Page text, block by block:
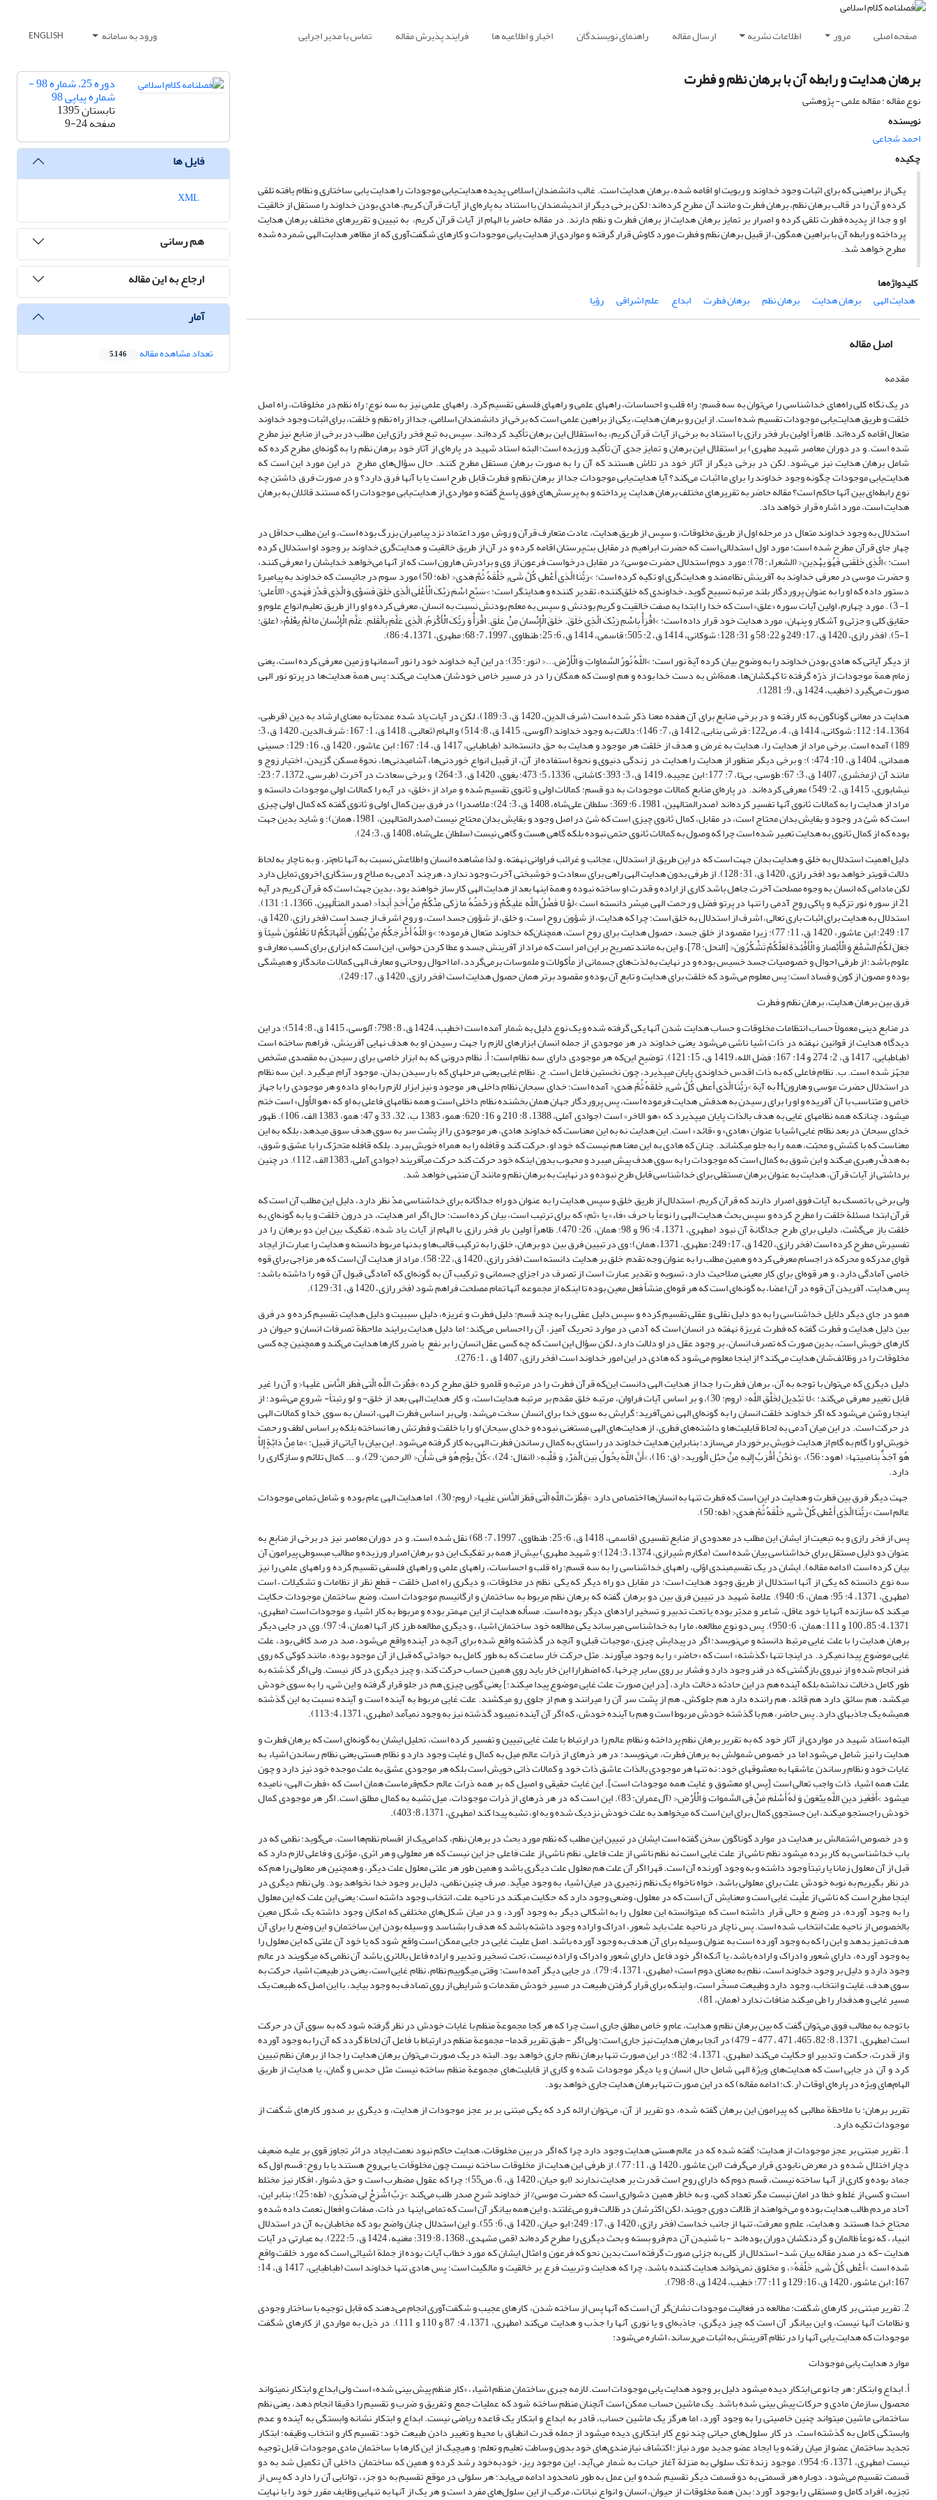
صفحه اصلی مرور اطلاعات نشریه ارسال مقاله راهنمای نویسندگان اخبار و اطلاعیه ها فرایند پذیرش مقاله تماس با مدیر اجرایی ورود به سامانه ENGLISH
برهان هدایت و رابطه آن با برهان نظم و فطرت
نوع مقاله : مقاله علمی - پژوهشی
نویسنده
احمد شجاعی
چکیده
یکی از براهینی که برای اثبات وجود خداوند و ربویت او اقامه شده، برهان هدایت است. غالب دانشمندان اسلامی پدیده هدایت‌یابی موجودات را هدایت یابی ساختاری و نظام یافته تلقی
کرده و آن را در قالب برهان نظم، برهان فطرت و مانند آن مطرح کرده‌اند؛ لکن برخی دیگر از اندیشمندان با استناد به پاره‌ای از آیات قرآن کریم، هادی بودن خداوند را مستقل از خالقیت
او و جدا از پدیده فطرت تلقی کرده و اصرار بر تمایز برهان هدایت از برهان فطرت و نظم دارند. در مقاله حاضر با الهام از آیات قرآن کریم، به تبیین و تقریرهای مختلف برهان هدایت
پرداخته و رابطه آن با براهین همگون، از قبیل برهان نظم و فطرت مورد کاوش قرار گرفته و مواردی از هدایت یابی موجودات و کارهای شگفت‌آوری که از مظاهر هدایت الهی شمرده شده
مطرح خواهد شد.
کلیدواژه‌ها
هدایت الهی
برهان هدایت برهان نظم برهان فطرت ابداع علم اشراقی رؤیا
اصل مقاله
مقدمه
در یک نگاه کلی راه‌های خداشناسی را می‌توان به سه قسم: راه قلب و احساسات، راههاى علمى و راههاى فلسفى تقسیم کرد. راههاى علمى نیز به سه نوع: راه نظم در مخلوقات، راه اصل
خلقت و طریق هدایت‌یابی موجودات تقسیم شده است. از این رو برهان هدایت، یکی از براهین علمی است که برخی از دانشمندان اسلامی، جدا از راه نظم و خلقت، برای اثبات وجود خداوند
متعال اقامه کرده‌اند. ظاهراً اولین بار فخر رازی با استناد به برخی از آیات قرآن کریم، به استقلال این برهان تأکید کرده‌اند. سپس به تبع فخر رازی این مطلب در برخی از منابع نیز مطرح
شده است. و در دوران معاصر شهید مطهری) بر استقلال این برهان و تمایز جدی آن تأکید ورزیده است؛ البته استاد شهید در پاره‌ای از آثار خود برهان نظم را به گونه‌ای مطرح کرده که
شامل برهان هدایت نیز می‌شود. لکن در برخی دیگر از آثار خود در تلاش هستند که آن را به صورت برهان مستقل مطرح کنند. حال سؤال‌های مطرح در این مورد این است که
هدایت‌یابی موجودات چگونه وجود خداوند را برای ما اثبات می‌کند؟ آیا هدایت‌یابی موجودات جدا از برهان نظم و فطرت قابل طرح است یا با آنها فرق دارد؟ و در صورت فرق داشتن چه
نوع رابطه‌ای بین آنها حاکم است؟ مقاله حاضر به تقریرهای مختلف برهان هدایت پرداخته و به پرسش‌های فوق پاسخ گفته و مواردی از هدایت‌یابی موجودات را که مستند قائلان به برهان
هدایت است، مورد اشاره قرار خواهد داد.
استدلال به وجود خداوند متعال در مرحله اول از طریق مخلوقات، و سپس از طریق هدایت، عادت متعارف قرآن و روش مورد اعتماد نزد پیامبران بزرگ بوده است، و این مطلب حداقل در
چهار جای قرآن مطرح شده است: مورد اول استدلالی است که حضرت ابراهیم در مقابل بت‌پرستان اقامه کرده و در آن از طریق خالقیت و هدایت‌گری خداوند بر وجود او استدلال کرده
است: >الَّذِی خَلَقَنِی فَهُوَ یهْدِینِ< (الشعراء: 78)؛ مورد دوم استدلال حضرت موسی% در مقابل درخواست فرعون از وی و برادرش هارون است که از آنها می‌خواهد خدایشان را معرفی کنند،
و حضرت موسی در معرفی خداوند به آفرینش نظاممند و هدایت‌گری او تکیه کرده است: >رَبُّنَا الَّذِی أَعْطى‏ کُلَّ شَی‏ءٍ خَلْقَهُ ثُمَّ هَدى<‏ (طه: 50) مورد سوم در جائیست که خداوند به پیامبر$
دستور داده که او را به عنوان پروردگار بلند مرتبه تسبیح گوید، خداوندی که خلق‌کننده، تقدیر کننده و هدایتگر است: >سَبِّحِ اسْمَ رَبِّکَ الْأَعْلَى الَّذِی خَلَقَ فَسَوَّى وَ الَّذِی قَدَّرَ فَهَدى<‏ (الأعلى:
1- 3) . مورد چهارم، اولین آیات سوره «علق» است که خدا را ابتدا به صفت خالقیت و کریم بودنش و سپس به معلم بودنش نسبت به انسان، معرفی کرده و او را از طریق تعلیم انواع علوم و
حقایق کلی و جزئی و آشکار و پنهان، مورد هدایت خود قرار داده است: >اقْرَأْ بِاسْمِ رَبِّکَ الَّذِی خَلَقَ. خَلَقَ الْإِنْسانَ مِنْ عَلَقٍ. اقْرَأْ وَ رَبُّکَ الْأَکْرَمُ‏. الَّذِی عَلَّمَ بِالْقَلَمِ. عَلَّمَ الْإِنْسانَ ما لَمْ یعْلَمْ<‏ (علق:
1-5). (فخر رازی، 1420 ق، ‏17: 249 و 22: 58 و 31: 128؛ شوکانی، 1414 ق، 2: 505؛ قاسمی، 1414 ق، 6: 25؛ طنطاوی، 1997، ‏7: 68؛ مطهری، 1371، ‏4: 86).
از دیگر آیاتی که هادی بودن خداوند را به وضوح بیان کرده آیة نور است: >اللَّهُ نُورُ السَّماواتِ وَ الْأَرْضِ...< (نور: 35)؛ در این آیه خداوند خود را نور آسمانها و زمین معرفی کرده است، یعنی
زمام همة موجودات از ذرّه گرفته تا کهکشان‌ها، همة‌اش به دست خدا بوده و هم اوست که همگان را در در مسیر خاص خودشان هدایت می‌کند؛ پس همة هدایت‌ها در پرتو نور الهی
صورت می‌گیرد (خطیب، 1424 ق، ‏9: 1281).
هدایت در معانی گوناگون به کار رفته و در برخی منابع برای آن هفده معنا ذکر شده است (شرف الدین، 1420 ق، ‏3: 189)، لکن در آیات یاد شده عمدتاً به معنای ارشاد به دین (قرطبی،
1364، 14: 112؛ شوکانی، 1414 ق، 4، ص122؛ قرشی بنابی، 1412 ق، ‏7: 146)؛ دلالت به وجود خداوند (آلوسی، 1415 ق، ‏8: 514) و الهام (ثعالبی، 1418 ق، ‏1: 167؛ شرف الدین، 1420 ق، ‏3:
189) آمده است. برخی مراد از هدایت را، هدایت به غرض و هدف از خلقت هر موجود و هدایت به حق دانسته‌اند (طباطبایی، 1417 ق، 14: 167؛ ابن عاشور، 1420 ق، ‏16: 129؛ حسینی
همدانی، 1404 ق، ‏10: 474؛ )؛ و برخی دیگر منظور از هدایت را هدایت در زندگی دنیوی و نحوة استفاده از آن، از قبیل انواع خوردنی‌ها، آشامیدنی‌ها، نحوة مسکن گزیدن، اختیار زوج و
مانند آن (زمخشری، 1407 ق، ‏3: 67؛ طوسی، بی‌تا، ‏7: 177؛ ابن عجیبه، 1419 ق، ‏3: 393؛ کاشانی، 1336، ‏5: 473؛ بغوی، 1420 ق، ‏3: 264) و برخی سعادت در آخرت (طبرسی، 1372، ‏7: 23؛
نیشابوری، 1415 ق، ‏2: 549) معرفی کرده‌اند. در پاره‌ای منابع کمالات موجودات به دو قسم: کمالات اولی و ثانوی تقسیم شده و مراد از «خلق» در آیه را کمالات اولی موجودات دانسته و
مراد از هدایت را به کمالات ثانوی آنها تفسیر کرده‌اند (صدرالمتالهین، 1981، ‏6: 369؛ سلطان علی‌شاه، 1408 ق، 3: 24)؛ ملاصدرا) در فرق بین کمال اولی و ثانوی گفته که کمال اولی چیزی
است که شئ در وجود و بقایش بدان محتاج است، در مقابل، کمال ثانوی چیزی است که شئ در اصل وجود و بقایش بدان محتاج نیست (صدرالمتالهین، 1981، همان)؛ و شاید بدین جهت
بوده که از کمال ثانوی به هدایت تعبیر شده است چرا که وصول به کمالات ثانوى حتمى نبوده بلکه گاهى هست و گاهى نیست (سلطان علی‌شاه، 1408 ق، 3: 24).
دلیل اهمیت استدلال به خلق و هدایت بدان جهت است که در این طریق از استدلال، عجائب و غرائب فراوانی نهفته، و لذا مشاهده انسان و اطلاعش نسبت به آنها تام‌تر، و به ناچار به لحاظ
دلالت قویتر خواهد بود (فخر رازی، 1420 ق، ‏31: 128). از طرفی بدون هدایت الهی راهی برای سعادت و خوشبختی آخرت وجود ندارد، هرچند آدمی به صلاح و رستگاری اخروی تمایل دارد
لکن مادامی که انسان به وجوه مصلحت آخرت جاهل باشد کاری از اراده و قدرت او ساخته نبوده و همة اینها بعد از هدایت الهی کارساز خواهند بود، بدین جهت است که قرآن کریم در آیه
21 از سوره نور تزکیه و پاکی روح آدمی را تنها در پرتو فضل و رحمت الهی میسّر دانسته است >لَوْ لا فَضْلُ اللَّهِ عَلَیکُمْ وَ رَحْمَتُهُ ما زَکى‏ مِنْکُمْ مِنْ أَحَدٍ أَبَداً< (صدر المتألهین، 1366، ‏1: 131).
استدلال به هدایت برای اثبات باری تعالی، اشرف از استدلال به خلق است؛ چرا که هدایت، از شؤون روح است، و خلق، از شؤون جسد است، و روح اشرف از جسد است (فخر رازی، 1420 ق،
‏17: 249؛ ابن عاشور، 1420 ق، ‏11: 77)؛ زیرا مقصود از خلق جسد، حصول هدایت برای روح است، همچنان‌که خداوند متعال فرموده: >وَ اللَّهُ أَخْرَجَکُمْ مِنْ بُطُونِ أُمَّهاتِکُمْ لا تَعْلَمُونَ شَیئاً وَ
جَعَلَ لَکُمُ السَّمْعَ وَ الْأَبْصارَ وَ الْأَفْئِدَةَ لَعَلَّکُمْ تَشْکُرُونَ< [النحل: 78]، و این به مانند تصریح بر این امر است که مراد از آفرینش جسد و عطا کردن حواس، این است که ابزاری برای کسب معارف و
علوم باشد؛ از طرفی احوال و خصوصیات جسد خسیس بوده و در نهایت به لذت‌های جسمانی از مأکولات و ملموسات برمی‌گردد، اما احوال روحانی و معارف الهی کمالات ماندگار و همیشگی
بوده و مصون از کون و فساد است؛ پس معلوم می‌شود که خلقت برای هدایت و تابع آن بوده و مقصود برتر همان حصول هدایت است (فخر رازی، 1420 ق، ‏17: 249).
فرق بین برهان هدایت، برهان نظم و فطرت
در منابع دینی معمولاً حساب انتظامات مخلوقات و حساب هدایت شدن آنها یکى گرفته‏ شده و یک نوع دلیل به شمار آمده است (خطیب، 1424 ق، ‏8: 798؛ آلوسی، 1415 ق، ‏8: 514)؛ در این
دیدگاه هدایت از قوانین نهفته در ذات اشیا ناشی می‌شود یعنی خداوند در هر موجودی از جمله انسان ابزارهای لازم را جهت رسیدن او به هدف نهایی آفرینش، فراهم ساخته است
(طباطبایی، 1417 ق، 2: 274 و 14: 167؛ فضل الله، 1419 ق، ‏15: 121). توضیح این‌که هر موجودی دارای سه نظام است: أ. نظام درونی که به ابزار خاصی برای رسیدن به مقصدی مشخص
مجهّز شده است. ب. نظام فاعلی که به ذات اقدس خداوندی پایان می‏پذیرد، چون نخستین فاعل است. ج. نظام غایی یعنی مرحله‏ای که با رسیدن بدان، موجود آرام می‏گیرد. این سه نظام
در استدلال حضرت موسی و هارونH به آیة >رَبُّنَا الَّذی أعطی کُلَّ شی‏ءٍ خَلقَهُ ثُمَّ هَدی< آمده است؛ خدای سبحان نظام داخلی هر موجود و نیز ابزار لازم را به او داده و هر موجودی را با جهاز
خاص و متناسب با آن آفریده و او را برای رسیدن به هدفش هدایت فرموده است، پس پروردگار جهان همان بخشنده نظام داخلی است و همه نظام‏های فاعلی به او که «هو الأول» است ختم
می‏شود، چنان‏که همه نظام‏های غایی به هدف بالذات پایان می‏پذیرد که «هو الاخر» است (جوادی آملی، 1388، 8: 210 و 16: 620؛ همو، 1383 ب، 32، 33 و 47؛ همو، 1383 الف، 106). ظهور
خدای سبحان در بعد نظام غایی اشیا با عنوان «هادی» و «قائد» است. این هدایت نه به این معناست که خداوندِ هادی، هر موجودی را از پشت سر به سوی هدف سوق می‏دهد، بلکه به این
معناست که با کشش و محبّت، همه را به جلو می‏کشاند. چنان که هادی به این معنا هم نیست که خود او، حرکت کند و قافله را به همراه خویش ببرد. بلکه قافله متحرّک را با عشق و شوق،
به هدفْ رهبری می‏کند و این شوق به کمال است که موجودات را به سوی هدف پیش می‏برد و محبوب بدون اینکه خود حرکت کند حرکت می‏آفریند (جوادی آملی، 1383 الف، 112). در چنین
برداشتی از آیات قرآن، هدایت به عنوان برهان مستقلی برای خداشناسی قابل طرح نبوده و در نهایت به برهان نظم و مانند آن منتهی خواهد شد.
ولی برخی با تمسک به آیات فوق اصرار دارند که قرآن کریم، استدلال از طریق خلق و سپس هدایت را به عنوان دو راه جداگانه برای خداشناسی مدّ نظر دارد، دلیل این مطلب آن است که
قرآن ابتدا مسئلة خلقت را مطرح کرده و سپس بحث هدایت الهی را نوعاً با حرف «فاء» یا «ثم» که برای ترتیب است، بیان کرده است؛ حال اگر امر هدایت، در درون خلقت و یا به گونه‌ای به
خلقت باز می‌گشت، دلیلی برای طرح جداگانة آن نبود (مطهری، 1371، ‏4: 96 و 98؛ همان، 26: 470). ظاهراً اولین بار فخر رازی با الهام از آیات یاد شده، تفکیک بین این دو برهان را در
تفسیرش مطرح کرده است (فخر رازی، 1420 ق، 17: 249؛ مطهری، 1371، همان)؛ وی در تبیین فرق بین دو برهان، خلق را به ترکیب قالب‌ها و بدنها مربوط دانسته و هدایت را عبارت از ایجاد
قوای مدرکه و محرکه در اجسام معرفی کرده و همین مطلب را به عنوان وجه تقدم خلق بر هدایت دانسته است (فخر رازی، 1420 ق، ‏22: 58). مراد از هدایت آن است که هر مزاجی برای قوه
خاصی آمادگی دارد، و هر قوه‌ای برای کار معینی صلاحیت دارد، تسویه و تقدیر عبارت است از تصرف در اجزای جسمانی و ترکیب آن به گونه‌ای که آمادگی قبول آن قوه را داشته باشد؛
پس هدایت، آفریدن آن قوه در آن اعضا، به گونه‌ای است که هر قوه‌ای منشأ فعل معین بوده تا اینکه از مجموعه آنها تمام مصلحت فراهم شود (فخر رازی، 1420 ق، 31: 129).
همو در جای دیگر دلایل خداشناسی را به دو دلیل نقلی و عقلی تقسیم کرده و سپس دلیل عقلی را به چند قسم: دلیل فطرت و غریزه، دلیل سببیت و دلیل هدایت تقسیم کرده و در فرق
بین دلیل هدایت و فطرت گفته که فطرت غریزة نهفته در انسان است که آدمی در موارد تحریک آمیز، آن را احساس می‌کند؛ اما دلیل هدایت برایند ملاحظة تصرفات انسان و حیوان در
کارهای خویش است، بدین صورت که تصرف انسان، بر وجود عقل در او دلالت دارد، لکن سؤال این است که چه کسی عقل انسان را بر نفع یا ضرر کارها هدایت می‌کند و همچنین چه کسی
مخلوقات را در وظائف‌شان هدایت می‌کند؟ از اینجا معلوم می‌شود که هادی در این امور خداوند است (فخر رازی، 1407 ق ، ‏1: 276).
دلیل دیگری که می‌توان با توجه به آن، برهان فطرت را جدا از هدایت الهی دانست این‌که قرآن فطرت را در مرتبه و قلمرو خلق مطرح کرده >فِطْرَتَ اللَّهِ الَّتی‏ فَطَرَ النَّاسَ عَلَیها< و آن را غیر
قابل تغییر معرفی می‌کند: >لَا تَبْدِیلَ لِخَلْقِ اللَّهِ< (روم: 30)، و بر اساس آیات فراوان، مرتبه خلق مقدم بر مرتبه هدایت است، و کار هدایت الهی بعد از خلق- و لو رتبتاً- شروع می‌شود؛ از
اینجا روشن می‌شود که اگر خداوند خلقت انسان را به گونه‌ای الهی نمی‌آفرید؛ گرایش به سوی خدا برای انسان سخت می‌شد، ولی بر اساس فطرت الهی، انسان به سوی خدا و کمالات الهی
در حرکت است. در این میان آدمی به لحاظ قابلیت‌ها و داشته‌های فطری، از هدایت‌های الهی مستغنی نبوده و خدای سبحان او را با خلقت و فطرتش رها نساخته بلکه بر اساس لطف و رحمت
خویش او را گام به گام از هدایت خویش برخوردار می‌سازد؛ بنابراین هدایت خداوند در راستای به کمال رساندن فطرت الهی به کار گرفته می‌شود. این بیان با آیاتی از قبیل: >ما مِنْ دَابَّةٍ إِلاَّ
هُوَ آخِذٌ بِناصِیتِها< (هود: 56)، >وَ نَحْنُ أَقْرَبُ إِلَیهِ مِنْ حَبْلِ الْوَرید< (ق: 16)، >أَنَّ اللَّهَ یحُولُ بَینَ الْمَرْءِ وَ قَلْبِهِ< (انفال: 24)، >کُلَّ یوْمٍ هُوَ فی‏ شَأْن< (الرحمن: 29)، و ... کمال تلائم و سازگاری را
دارد.
جهت دیگر فرق بین فطرت و هدایت در این است که فطرت تنها به انسان‌ها اختصاص دارد >فِطْرَتَ اللَّهِ الَّتی‏ فَطَرَ النَّاسَ عَلَیها< (روم: 30). اما هدایت الهی عام بوده و شامل تمامی موجودات
عالم است >رَبُّنَا الَّذِی أَعْطى‏ کُلَّ شَی‏ءٍ خَلْقَهُ ثُمَّ هَدى<‏ (طه: 50).
پس از فخر رازی و به تبعیت از ایشان این مطلب در معدودی از منابع تفسیری (قاسمی، 1418 ق، 6: 25؛ طنطاوی، 1997، 7: 68) نقل شده است. و در دوران معاصر نیز در برخی از منابع به
عنوان دو دلیل مستقل برای خداشناسی بیان شده است (مکارم شیرازی، 1374، ‏3: 124)؛ و شهید مطهری) بیش از همه بر تفکیک این دو برهان اصرار ورزیده و مطالب مبسوطی پیرامون آن
بیان کرده است (ادامه مقاله). ایشان در یک تقسیم‏بندى اوّلى، راههاى خداشناسى را به سه قسم: راه قلب و احساسات، راههاى علمى و راههاى فلسفى تقسیم کرده و راههاى علمى را نیز
سه نوع دانسته که یکی از آنها استدلال از طریق وجود هدایت است؛ در مقابل دو راه دیگر که یکی نظم در مخلوقات، و دیگری راه اصل خلقت - قطع نظر از نظامات و تشکیلات – است
(مطهری، 1371، ‏4: 95؛ همان، 6: 940). علامة شهید در تبیین فرق بین دو برهان گفته که برهان نظم مربوط به ساختمان و ارگانیسم موجودات است، وضع ساختمان موجودات حکایت
مى‏کند که سازنده آنها یا خود عاقل، شاعر و مدبّر بوده یا تحت تدبیر و تسخیر اراده‏اى دیگر بوده است. مسأله هدایت از این مهمتر بوده و مربوط به کار اشیاء و موجودات است (مطهری،
1371، ‏4: 85، 100 و 111؛ همان، 6: 950). پس دو نوع مطالعه، ما را به خداشناسى مى‏رساند یکى مطالعه خود ساختمان اشیاء، و دیگری مطالعه طرز کار آنها (همان، 4: 97). وی در جایی دیگر
برهان هدایت را با علت غایی مرتبط دانسته و می‌نویسد: اگر در پیدایش چیزى، موجبات قبلى و آنچه در گذشته واقع شده براى آنچه در آینده واقع می‌شود، صد در صد کافى بود، علت
غایى موضوع پیدا نمى‏کرد. در اینجا تنها «گذشته» است که «حاضر» را به وجود مى‏آورند. مثل حرکت خار ساعت که به طور کامل به حوادثى که قبل از آن موجود بوده، مانند کوکی که روی
فنر انجام شده و از نیروى بازگشتى که در فنر وجود دارد و فشار بر روى سایر چرخها، که اضطرارا این خار باید روى همین حساب حرکت کند، و چیز دیگرى در کار نیست. ولى اگر گذشته به
طور کامل دخالت نداشته بلکه آینده هم در این حادثه دخالت دارد، [در این صورت علت غایى موضوع پیدا مى‏کند؛] یعنى گویى چیزى هم در جلو قرار گرفته و این شى‏ء را به سوى خودش
مى‏کشد، هم سائق دارد هم قائد، هم راننده دارد هم جلوکش، هم از پشت سر آن را مى‏رانند و هم از جلوى رو مى‏کشند. علت غایى مربوط به آینده است و آینده نسبت به این گذشته
همیشه یک جاذبه‏اى دارد. پس حاضر، هم با گذشته خودش مربوط است و هم با آینده خودش، که اگر آن آینده نمى‏بود گذشته نیز به‏ وجود نمى‏آمد (مطهری، 1371، ‏4: 113).
البته استاد شهید در مواردی از آثار خود که به تقریر برهان نظم پرداخته و نظام عالم را در ارتباط با علت غایی تبیین و تفسیر کرده است، تحلیل ایشان به گونه‌ای است که برهان فطرت و
هدایت را نیز شامل می‌شود اما در خصوص شمولش به برهان فطرت، می‌نویسد: در هر ذره‏اى از ذرات عالم میل به کمال و غایت وجود دارد و نظام هستى یعنى نظام رساندن اشیاء به
غایات خود و نظام رساندن عاشقها به معشوقهاى خود؛ نه تنها هر موجودى بالذات عاشق ذات خود و کمالات ذاتی خویش است بلکه هر موجودی عشق به علت موجده خود نیز دارد و چون
علت همه اشیاء ذات واجب تعالى است [پس او معشوق و غایت همه موجودات است]. این غایت حقیقى و اصیل که بر همه ذرات عالم حکم‌فرماست همان است که «فطرت الهى» نامیده
مى‏شود >أَفَغَیرَ دینِ اللَّهِ یبْغونَ وَ لَهُ أَسْلَمَ مَنْ فِى السَّمواتِ وَ الْأَرْضِ< (آل‌عمران: 83). این است که در هر ذره‏اى از ذرات موجودات، میل تشبه به کمال مطلق است. اگر هر موجودى کمال
خودش راجستجو مى‏کند، این جستجوى کمال براى این است که مى‏خواهد به علت خودش نزدیک شده و به او، تشبه پیدا کند (مطهری، 1371، 8: 403).
و در خصوص اشتمالش بر هدایت در موارد گوناگون سخن گفته است ایشان در تبیین این مطلب که نظم مورد بحث در برهان نظم، کدامی‌یک از اقسام نظم‌ها است، می‌گوید: نظمى که در
باب خداشناسى به کار برده مى‏شود نظم ناشى از علت غایى است نه نظم ناشى از علت فاعلى. نظم ناشى از علت فاعلى جز این نیست که هر معلولى و هر اثرى، مؤثرى و فاعلى لازم دارد که
قبل از آن معلول زمانا یا رتبتاً وجود داشته و به وجود آورنده آن است. قهرا اگر آن علت هم معلول علت دیگرى باشد و همین طور هر علتى معلول علت دیگر، و همچنین هر معلولى را هم که
در نظر بگیریم به نوبه خودش علت براى معلولى باشد، خواه ناخواه یک نظم زنجیرى در میان اشیاء به وجود مى‏آید. صِرف چنین نظمی، دلیل بر وجود خدا نخواهد بود. ولى نظم دیگرى در
اینجا مطرح است که ناشى از علّیت غایى است و معنایش آن است که در معلول، وضعى وجود دارد که حکایت مى‏کند در ناحیه علت، انتخاب وجود داشته است؛ یعنى این علت که این معلول
را به وجود آورده، در وضع و حالى قرار داشته است که مى‏توانسته این معلول را به اشکالى دیگر به وجود آورد، و در میان شکل‌هاى مختلفى که امکان وجود داشته یک شکل معینِ
بالخصوص از ناحیه علت انتخاب شده است‏. پس ناچار در ناحیه علت باید شعور، ادراک و اراده وجود داشته باشد که هدف را بشناسد و وسیله بودن این ساختمان و این‏ وضع را براى آن
هدف تمیز بدهد و این را که به وجود آورده است به عنوان وسیله براى آن هدف به وجود آورده باشد. اصل علیت غایى در جایى ممکن است واقع شود که یا خود آن علتى که این معلول را
به وجود آورده، داراى شعور و ادراک و اراده باشد، یا آنکه اگر خود فاعل داراى شعور و ادراک و اراده نیست، تحت تسخیر و تدبیر و اراده فاعل بالاترى باشد آن نظمى که مى‏گویند در عالم
وجود دارد و دلیل بر وجود خداوند است، نظمِ به معنای دوم است» (مطهری، 1371، 4: 79). در جایی دیگر آمده است: وقتى مى‏گوییم نظام، نظام غایى است، یعنى در طبیعتِ اشیاء حرکت به
سوى هدف، غایت و انتخاب، وجود دارد وطبیعت مسخّر است، و اینکه براى قرار گرفتن طبیعت در مسیر خودش مقدمات و شرایطى از روى تصادف به وجود بیاید، با این اصل که طبیعت یک
مسیر غایى و هدفدار را طى مى‏کند منافات ندارد (همان، 81).
با توجه به مطالب فوق می‌توان گفت که بین برهان نظم و هدایت، عام و خاص مطلق جاری است چرا که هر کجا مجموعة منظم با غایات خودش در نظر گرفته شود که به سوی آن در حرکت
است (مطهری، 1371، 8: 82، 465، 471 ، 477 - 479) در آنجا برهان هدایت نیز جاری است؛ ولی اگر - طبق تقریر قدما- مجموعة منظم در ارتباط با فاعل آن لحاظ گردد که آن را به وجود آورده
و از قدرت، حکمت و تدبیر او حکایت می‌کند (مطهری، 1371، 4: 82)؛ در این صورت تنها برهان نظم جاری خواهد بود. البته در یک صورت می‌توان برهان هدایت را جدا از برهان نظم تبیین
کرد و آن در جایی است که هدایت‌های ویژة الهی شامل حال انسان و یا دیگر موجودات شده و کاری از قابلیت‌های مجموعة منظم ساخته نیست مثل حدس و گمان، یا هدایت از طریق
الهام‌های ویژه در پاره‌ای اوقات (ر.ک: ادامه مقاله) که در این صورت تنها برهان هدایت جاری خواهد بود.
تقریر برهان: با ملاحظة مطالبی که پیرامون این برهان گفته شده، دو تقریر از آن، می‌توان ارائه کرد که یکی مبتنی بر بر عجز موجودات از هدایت، و دیگری بر صدور کارهای شگفت از
موجودات تکیه دارد.
1. تقریر مبتنی بر عجز موجودات از هدایت: گفته شده که در عالم هستی هدایت وجود دارد چرا که اگر در بین مخلوقات، هدایت حاکم نبود نعمت ایجاد در اثر تجاوز قوی بر علیه ضعیف
دچار اختلال شده و در معرض نابودی قرار می‌گرفت (ابن عاشور، 1420 ق، ‏11: 77). از طرفی این هدایت از مخلوقات ساخته نیست چون مخلوقات یا بی‌روح هستند یا با روح؛ قسم اول که
جماد بوده و کاری از آنها ساخته نیست، قسم دوم که دارای روح است قدرت بر هدایت ندارند (ابو حیان، 1420 ق، ‏6، ص55)؛ چرا که عقول مضطرب است و حق دشوار، افکار نیز مختلط
است و کسی از غلط و خطا در امان نیست مگر تعداد کمی، و به خاطر همین دشواری است که حضرت موسی% از خداوند شرح صدر طلب می‌کند >رَبِّ اشْرَحْ لِی صَدْرِی< (طه: 25)؛ بنابر این،
آحاد مردم طالب هدایت بوده و می‌خواهند از ظلالت دوری جویند، لکن اکثرشان در ظلالت فرو می‌غلتند، و این همه بیانگر آن است که تمامی اینها در ذات، صفات و افعال نعمت داده شده و
محتاج خدا هستند و هدایت، علم و معرفت، تنها از جانب خداست (فخر رازی، 1420 ق، ‏17: 249؛ ابو حیان، 1420 ق، ‏6: 55). و این استدلال چنان واضح بود که مخاطبان به آن در استدلال
انبیاء – که نوعاً ظالمان و گردنکشان دوران بوده‌اند - با شنیدن آن دم فرو بسته و بحث دیگری را مطرح کرده‌اند (قمی مشهدی، 1368، ‏8: 319؛ مغنیه، 1424 ق، ‏5: 222). به عبارتی در آیات
هدایت -که در صدر مقاله بیان شد- استدلال از کلی به جزئی صورت گرفته است بدین نحو که فرعون و امثال ایشان که مورد خطاب آیات بوده از جملة اشیائی است که مورد خلقت واقع
شده است >أَعْطى‏ کُلَّ شَی‏ءٍ خَلْقَهُ<، و مخلوق نمی‌تواند هدایت کننده باشد، چرا که هدایت و تربیت فرع بر خالقیت و مالکیت است؛ پس هادی تنها خداوند است (طباطبایی، 1417 ق، 14:
167؛ ابن عاشور، 1420 ق، ‏16: 129 و 11: 77؛ خطیب، 1424 ق، ‏8: 798).
2. تقریر مبتنی بر کارهای شگفت: مطالعه در فعالیت موجودات نشان‌گر آن است که آنها پس از ساخته شدن، کارهای عجیب و شگفت‌آوری انجام می‌دهند که قابل توجیه با ساختار وجودی
و نظامات آنها نیست، و این بیانگر آن است که چیز دیگری، جاذبه‌ای و یا نوری آنها را جذب و هدایت می‌کند (مطهری، 1371، ‏4: 87 و 110 و 111). در ذیل به مواردی از کارهای شگفت
موجودات که هدایت یابی آنها را در نظام آفرینش به اثبات می‌رساند، اشاره می‌شود:
موارد هدایت یابی موجودات
أ. ابداع و ابتکار: هر جا نوعى ابتکار دیده مى‏شود دلیل بر وجود هدایت یابی موجودات است. لازمه جبرى ساختمان منظم اشیاء، «کار منظم پیش بینى شده» است ولى ابداع و ابتکار نمى‏تواند
محصول سازمان مادى و حرکات پیش بینى شده باشد. یک ماشین حساب ممکن است آنچنان منظم ساخته شود که عملیات جمع و تفریق و ضرب و تقسیم را دقیقا انجام دهد، یعنى نظم
ساختمانى ماشین مى‏تواند چنین خاصیتى را به وجود آورد، اما هرگز یک ماشین حساب، قادر به ابداع و ابتکار یک قاعده ریاضى نیست.‏ ابداع و ابتکار نشانه وابستگى به آینده و عدم
وابستگى کامل به گذشته است. در کار سلول‌هاى حیاتى چند نوع کار ابتکارى دیده مى‏شود از جمله قدرت انطباق با محیط و تغییر دادن طبیعت خود؛ تقسیم کار و انتخاب وظیفه؛ ابتکار
تجدید ساختمان عضو از میان رفته و یا ایجاد عضو جدید مورد نیاز؛ اکتشاف نیازمندی‌هاى خود بدون وساطت تعلیم و تعلم؛ و هیچیک از این کارها با ساختمان مادی موجودات قابل توجیه
نیست (مطهری، 1371، 6: 954). موجود زندة تک سلولی به منزلة آغاز حیات به شمار می‌آید، این موجود ریز، خودبه‌خود رشد کرده و همین که ساختمان داخلی آن تکمیل شد به دو
قسمت تقسیم می‌شود، دوباره هر قسمتی به دو قسمت دیگر تقسیم شده و این عمل به طور نامحدود ادامه می‌یابد؛ هر سلولی در موقع تقسیم به دو جزء، توانایی آن را دارد که پس از
تجزیه، افراد کامل و مستقلی را بوجود آورد؛ بدن همة مخلوقات از حیوان، انسان و انواع نباتات، مرکب از این سلول‌های مفرد است و هر یک از آنها به تنهایی وظایف مقرر خود را با نهایت
دوره 25، شماره 98 -
شماره پیاپی 98
تابستان 1395
صفحه9-24
فایل ها
هم رسانی
ارجاع به این مقاله
آمار
تعداد مشاهده مقاله 5,146